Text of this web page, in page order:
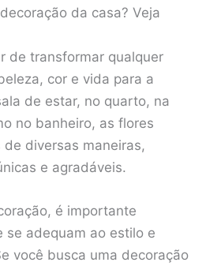
da casa? Veja
de transformar qualquer
cor e vida para a
de estar, no quarto, na
no banheiro, as flores
diversas maneiras,
e agradáveis.
é importante
se adequam ao estilo e
você busca uma decoração